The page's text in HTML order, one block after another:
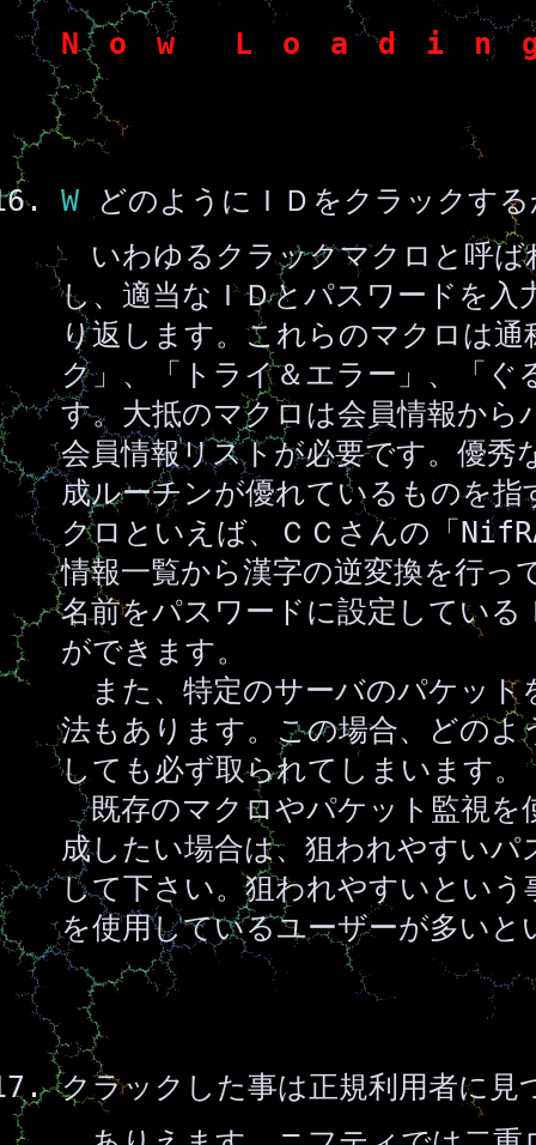
N o w L o a d i n
W どのようにＩＤをクラックす
いわゆるクラックマクロと呼ば
し、適当なＩＤとパスワードを入
り返します。これらのマクロは
ク」、「トライ＆エラー」、「
す。大抵のマクロは会員情報か
会員情報リストが必要です。優秀
成ルーチンが優れているものを
クロといえば、ＣＣさんの「
情報一覧から漢字の逆変換を行っ
名前をパスワードに設定してい
ができます。
また、特定のサーバのパケッ
法もあります。この場合、どの
しても必ず取られてしまいます。
既存のマクロやパケット監視を
成したい場合は、狙われやすい
して下さい。狙われやすいとい
を使用しているユーザーが多いと
クラックした事は正規利用者に見